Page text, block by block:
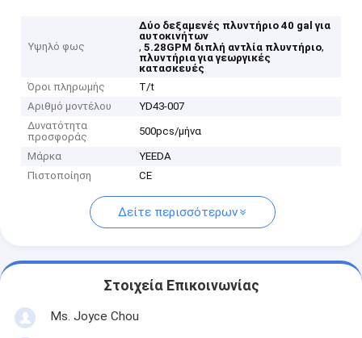
Υψηλό φως
Δύο δεξαμενές πλυντήριο 40 gal για
αυτοκινήτων
,5.28GPM διπλή αντλία πλυντήριο,
πλυντήρια για γεωργικές
κατασκευές
Όροι πληρωμής
T/t
Αριθμό μοντέλου
YD43-007
Δυνατότητα
προσφοράς
500pcs/μήνα
Μάρκα
YEEDA
Πιστοποίηση
CE
Δείτε περισσότερων
Στοιχεία Επικοινωνίας
Ms. Joyce Chou